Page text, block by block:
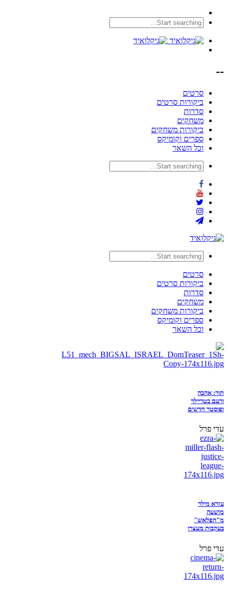
--
סרטים
ביקורות סרטים
סדרות
משחקים
ביקורות משחקים
ספרים וקומיקס
וכל השאר
סרטים
ביקורות סרטים
סדרות
משחקים
ביקורות משחקים
ספרים וקומיקס
וכל השאר
תור: אהבה
ורעם בטריילר
ופוסטר חדשים
עדי פרל
עזרא מילר
מושעה
מ"הפלאש"
בעקבות מעצרו
עדי פרל